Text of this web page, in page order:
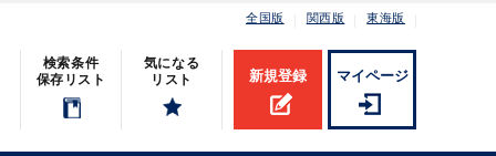
全国版 関西版 東海版
検索条件
保存リスト
気になる
リスト
新規登録 マイページ